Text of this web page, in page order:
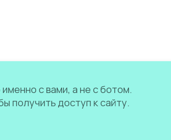
с вами, а не с ботом.
получить доступ к сайту.